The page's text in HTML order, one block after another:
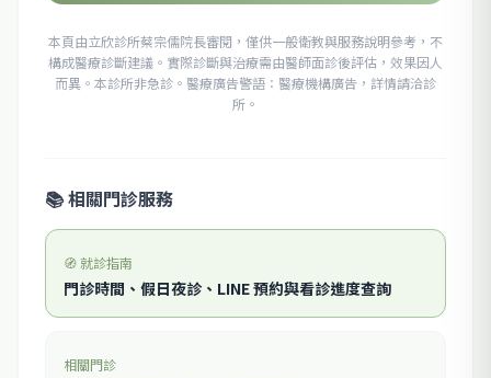
本頁由立欣診所蔡宗儒院長審閱，僅供一般衛教與服務說明參考，不
構成醫療診斷建議。實際診斷與治療需由醫師面診後評估，效果因人
而異。本診所非急診。醫療廣告警語：醫療機構廣告，詳情請洽診
所。
📚 相關門診服務
🧭 就診指南
門診時間、假日夜診、LINE 預約與看診進度查詢
相關門診